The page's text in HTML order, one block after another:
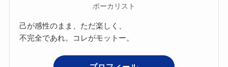
ボーカリスト
己が感性のまま、ただ楽しく、
不完全であれ。コレがモットー。